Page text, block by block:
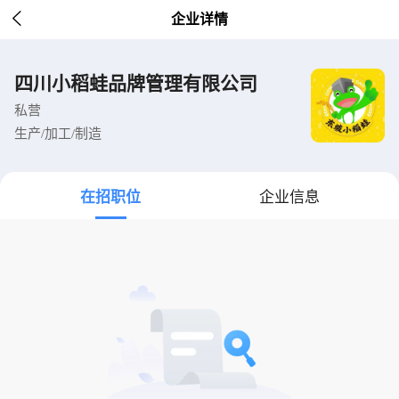
 企业详情
四川小稻蛙品牌管理有限公司
私营
生产/加工/制造
在招职位 企业信息